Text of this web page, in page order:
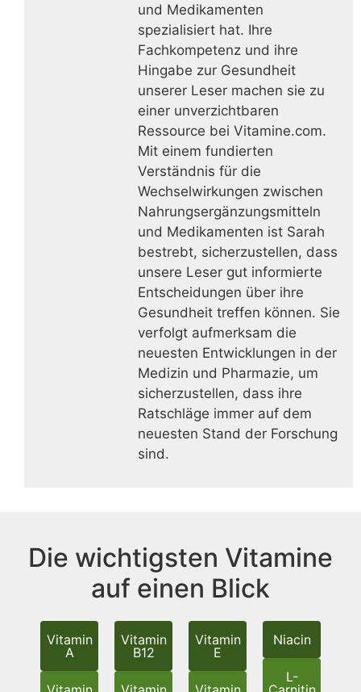
und Medikamenten
spezialisiert hat. Ihre
Fachkompetenz und ihre
Hingabe zur Gesundheit
unserer Leser machen sie zu
einer unverzichtbaren
Ressource bei Vitamine.com.
Mit einem fundierten
Verständnis für die
Wechselwirkungen zwischen
Nahrungsergänzungsmitteln
und Medikamenten ist Sarah
bestrebt, sicherzustellen, dass
unsere Leser gut informierte
Entscheidungen über ihre
Gesundheit treffen können. Sie
verfolgt aufmerksam die
neuesten Entwicklungen in der
Medizin und Pharmazie, um
sicherzustellen, dass ihre
Ratschläge immer auf dem
neuesten Stand der Forschung
sind.
Die wichtigsten Vitamine
auf einen Blick
Vitamin
A
Vitamin
B12
Vitamin
E
Niacin
L-